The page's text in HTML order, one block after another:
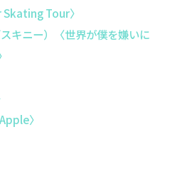
Tour〉
キニー）〈世界が僕を嫌いに
〉